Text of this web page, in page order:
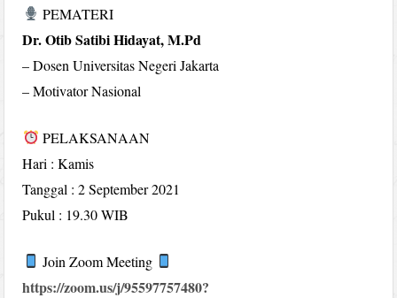
PEMATERI
Dr. Otib Satibi Hidayat, M.Pd
– Dosen Universitas Negeri Jakarta
– Motivator Nasional
PELAKSANAAN
Hari : Kamis
Tanggal : 2 September 2021
Pukul : 19.30 WIB
Join Zoom Meeting
https://zoom.us/j/95597757480?